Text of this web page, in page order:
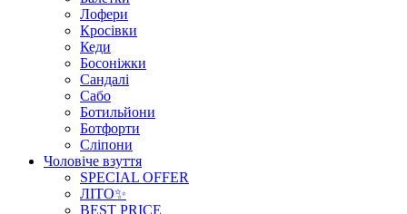
Лофери
Кросівки
Кеди
Босоніжки
Сандалі
Сабо
Ботильйони
Ботфорти
Сліпони
Чоловіче взуття
SPECIAL OFFER
ЛІТО✨
BEST PRICE